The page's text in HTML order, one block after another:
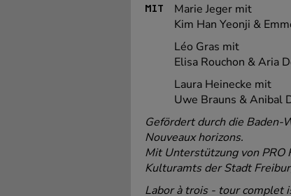
MIT
Marie Jeger mit
Kim Han Yeonji &
Léo Gras mit
Elisa Rouchon & Aria
Laura Heinecke mit
Uwe Brauns & Anibal
Gefördert durch die Baden-
Nouveaux horizons.
Mit Unterstützung von PRO
Kulturamts der Stadt
Labor à trois - tour complet